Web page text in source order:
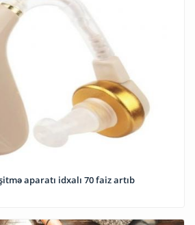
aparatı idxalı 70 faiz artıb